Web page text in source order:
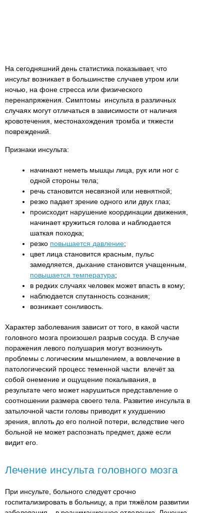
На сегодняшний день статистика показывает, что
инсульт возникает в большинстве случаев утром или
ночью, на фоне стресса или физического
перенапряжения. Симптомы инсульта в различных
случаях могут отличаться в зависимости от наличия
кровотечения, местонахождения тромба и тяжести
повреждений.
Признаки инсульта:
начинают неметь мышцы лица, рук или ног с
одной стороны тела;
речь становится несвязной или невнятной;
резко падает зрение одного или двух глаз;
происходит нарушение координации движения,
начинает кружиться голова и наблюдается
шаткая походка;
резко повышается давление;
цвет лица становится красным, пульс
замедляется, дыхание становится учащенным,
повышается температура;
в редких случаях человек может впасть в кому;
наблюдается спутанность сознания;
возникает сонливость.
Характер заболевания зависит от того, в какой части
головного мозга произошел разрыв сосуда. В случае
поражения левого полушария могут возникнуть
проблемы с логическим мышлением, а вовлечение в
патологический процесс теменной части влечёт за
собой онемение и ощущение покалывания, в
результате чего может нарушиться представление о
соотношении размера своего тела. Развитие инсульта в
затылочной части головы приводит к ухудшению
зрения, вплоть до его полной потери, вследствие чего
больной не может распознать предмет, даже если
видит его.
Лечение инсульта головного мозга
При инсульте, больного следует срочно
госпитализировать в больницу, а при тяжёлом развитии